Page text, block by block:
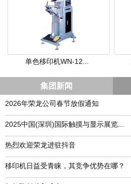
单色移印机WN-12...
集团新闻
2026年荣龙公司春节放假通知
​2025中国(深圳)国际触摸与显示展览...
热烈欢迎荣龙进驻抖音
移印机日益受青睐，其竞争优势在哪？